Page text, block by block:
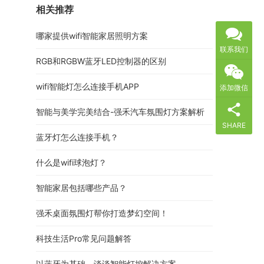
相关推荐
哪家提供wifi智能家居照明方案
RGB和RGBW蓝牙LED控制器的区别
wifi智能灯怎么连接手机APP
智能与美学完美结合-强禾汽车氛围灯方案解析
蓝牙灯怎么连接手机？
什么是wifi球泡灯？
智能家居包括哪些产品？
强禾桌面氛围灯帮你打造梦幻空间！
科技生活Pro常见问题解答
联系我们
添加微信
SHARE